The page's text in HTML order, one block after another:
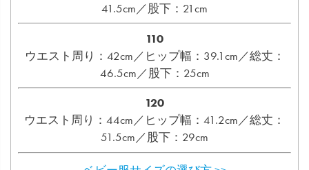
41.5cm／股下：21cm
110
ウエスト周り：42cm／ヒップ幅：39.1cm／総丈：
46.5cm／股下：25cm
120
ウエスト周り：44cm／ヒップ幅：41.2cm／総丈：
51.5cm／股下：29cm